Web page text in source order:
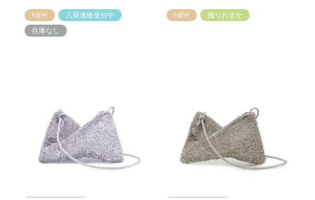
NEW
入荷連絡受付中
在庫なし
NEW 残りわずか